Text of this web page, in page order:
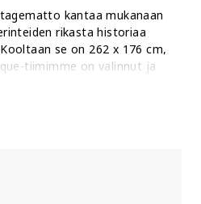
kantaa mukanaan
rikasta historiaa
se on 262 x 176 cm,
tiimimme on valinnut ja
nykyajan
erityistä käsityömäistä